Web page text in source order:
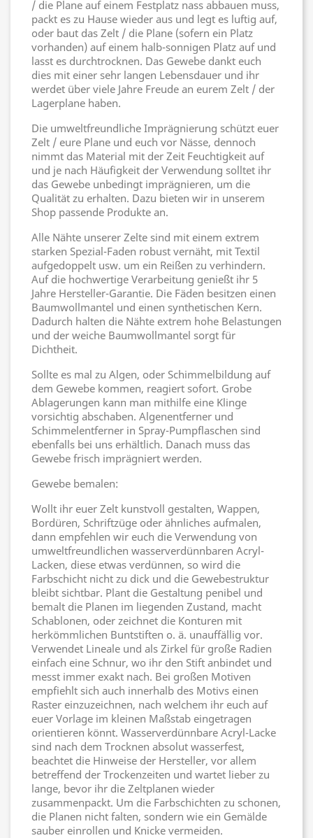
/ die Plane auf einem Festplatz nass abbauen muss,
packt es zu Hause wieder aus und legt es luftig auf,
oder baut das Zelt / die Plane (sofern ein Platz
vorhanden) auf einem halb-sonnigen Platz auf und
lasst es durchtrocknen. Das Gewebe dankt euch
dies mit einer sehr langen Lebensdauer und ihr
werdet über viele Jahre Freude an eurem Zelt / der
Lagerplane haben.
Die umweltfreundliche Imprägnierung schützt euer
Zelt / eure Plane und euch vor Nässe, dennoch
nimmt das Material mit der Zeit Feuchtigkeit auf
und je nach Häufigkeit der Verwendung solltet ihr
das Gewebe unbedingt imprägnieren, um die
Qualität zu erhalten. Dazu bieten wir in unserem
Shop passende Produkte an.
Alle Nähte unserer Zelte sind mit einem extrem
starken Spezial-Faden robust vernäht, mit Textil
aufgedoppelt usw. um ein Reißen zu verhindern.
Auf die hochwertige Verarbeitung genießt ihr 5
Jahre Hersteller-Garantie. Die Fäden besitzen einen
Baumwollmantel und einen synthetischen Kern.
Dadurch halten die Nähte extrem hohe Belastungen
und der weiche Baumwollmantel sorgt für
Dichtheit.
Sollte es mal zu Algen, oder Schimmelbildung auf
dem Gewebe kommen, reagiert sofort. Grobe
Ablagerungen kann man mithilfe eine Klinge
vorsichtig abschaben. Algenentferner und
Schimmelentferner in Spray-Pumpflaschen sind
ebenfalls bei uns erhältlich. Danach muss das
Gewebe frisch imprägniert werden.
Gewebe bemalen:
Wollt ihr euer Zelt kunstvoll gestalten, Wappen,
Bordüren, Schriftzüge oder ähnliches aufmalen,
dann empfehlen wir euch die Verwendung von
umweltfreundlichen wasserverdünnbaren Acryl-
Lacken, diese etwas verdünnen, so wird die
Farbschicht nicht zu dick und die Gewebestruktur
bleibt sichtbar. Plant die Gestaltung penibel und
bemalt die Planen im liegenden Zustand, macht
Schablonen, oder zeichnet die Konturen mit
herkömmlichen Buntstiften o. ä. unauffällig vor.
Verwendet Lineale und als Zirkel für große Radien
einfach eine Schnur, wo ihr den Stift anbindet und
messt immer exakt nach. Bei großen Motiven
empfiehlt sich auch innerhalb des Motivs einen
Raster einzuzeichnen, nach welchem ihr euch auf
euer Vorlage im kleinen Maßstab eingetragen
orientieren könnt. Wasserverdünnbare Acryl-Lacke
sind nach dem Trocknen absolut wasserfest,
beachtet die Hinweise der Hersteller, vor allem
betreffend der Trockenzeiten und wartet lieber zu
lange, bevor ihr die Zeltplanen wieder
zusammenpackt. Um die Farbschichten zu schonen,
die Planen nicht falten, sondern wie ein Gemälde
sauber einrollen und Knicke vermeiden.